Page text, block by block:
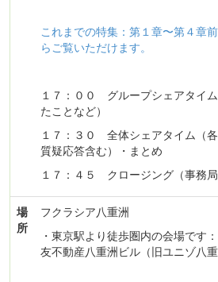
これまでの特集：第１章〜第４章
らご覧いただけます。
１７：００ グループシェアタイ
たことなど）
１７：３０ 全体シェアタイム（
質疑応答含む）・まとめ
１７：４５ クロージング（事務局
場
所
フクラシア八重洲
・東京駅より徒歩圏内の会場で
友不動産八重洲ビル（旧ユニゾ八